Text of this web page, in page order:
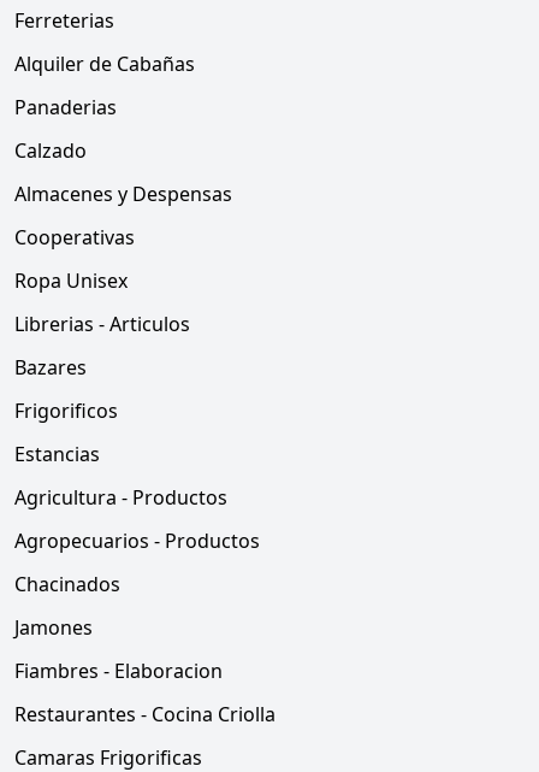
Ferreterias
Alquiler de Cabañas
Panaderias
Calzado
Almacenes y Despensas
Cooperativas
Ropa Unisex
Librerias - Articulos
Bazares
Frigorificos
Estancias
Agricultura - Productos
Agropecuarios - Productos
Chacinados
Jamones
Fiambres - Elaboracion
Restaurantes - Cocina Criolla
Camaras Frigorificas